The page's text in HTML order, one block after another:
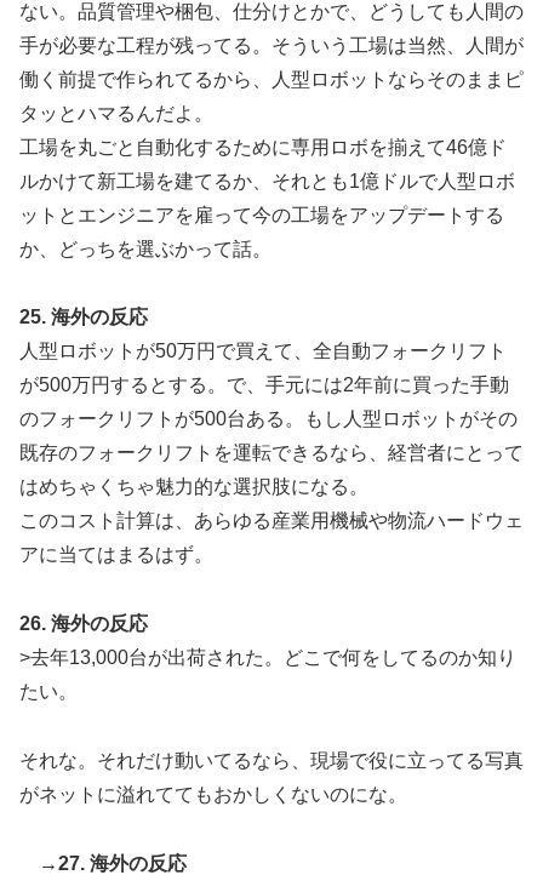
ない。品質管理や梱包、仕分けとかで、どうしても人間の
手が必要な工程が残ってる。そういう工場は当然、人間が
働く前提で作られてるから、人型ロボットならそのままピ
タッとハマるんだよ。
工場を丸ごと自動化するために専用ロボを揃えて46億ド
ルかけて新工場を建てるか、それとも1億ドルで人型ロボ
ットとエンジニアを雇って今の工場をアップデートする
か、どっちを選ぶかって話。
25. 海外の反応
人型ロボットが50万円で買えて、全自動フォークリフト
が500万円するとする。で、手元には2年前に買った手動
のフォークリフトが500台ある。もし人型ロボットがその
既存のフォークリフトを運転できるなら、経営者にとって
はめちゃくちゃ魅力的な選択肢になる。
このコスト計算は、あらゆる産業用機械や物流ハードウェ
アに当てはまるはず。
26. 海外の反応
>去年13,000台が出荷された。どこで何をしてるのか知り
たい。
それな。それだけ動いてるなら、現場で役に立ってる写真
がネットに溢れててもおかしくないのにな。
→27. 海外の反応